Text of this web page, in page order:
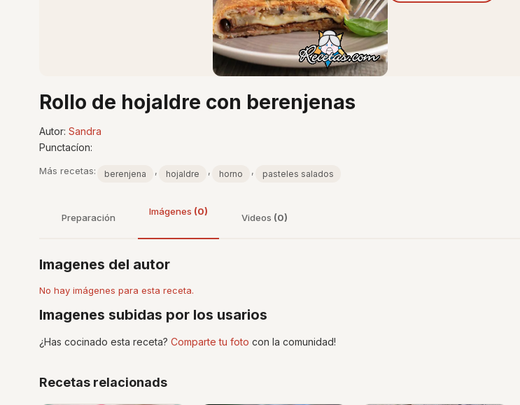
Rollo de hojaldre con berenjenas
Autor: Sandra
Punctacíon:
Más recetas: berenjena , hojaldre , horno , pasteles salados
Preparación
Imágenes (0)
Videos (0)
Imagenes del autor
No hay imágenes para esta receta.
Imagenes subidas por los usarios
¿Has cocinado esta receta? Comparte tu foto con la comunidad!
Recetas relacionads